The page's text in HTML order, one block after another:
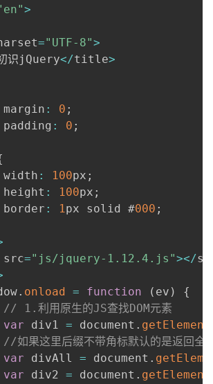
>
="UTF-8">
识jQuery</title>
margin
: 0 ;
: 0 ;
width
: 100px ;
: 100px ;
border
: 1 px solid #000 ;
="js/jquery-1.12.4.js"></
. onload = function ( ev )
{
// 1.利用原生的JS查找DOM元素
var div1 = document .
//如果这里后缀不带角标默认的是返回全
var divAll = document .
var div2 = document .